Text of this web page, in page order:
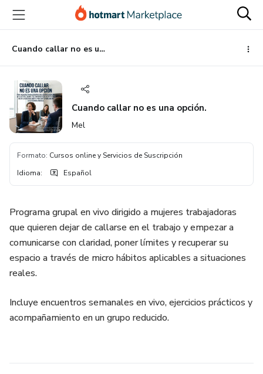
principal
página
de
página
Cuando callar no es una opción.
Cuando callar no es una opción.
Mel
Formato: Cursos online y Servicios de Suscripción
Idioma: Español
Programa grupal en vivo dirigido a mujeres trabajadoras
que quieren dejar de callarse en el trabajo y empezar a
comunicarse con claridad, poner límites y recuperar su
espacio a través de micro hábitos aplicables a situaciones
reales.
Incluye encuentros semanales en vivo, ejercicios prácticos y
acompañamiento en un grupo reducido.